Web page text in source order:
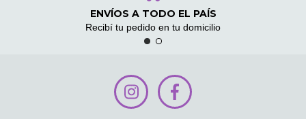
ENVÍOS A TODO EL PAÍS
Recibí tu pedido en tu domicilio